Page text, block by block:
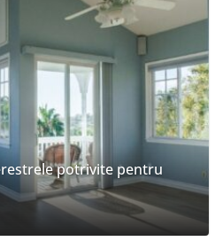
potrivite pentru